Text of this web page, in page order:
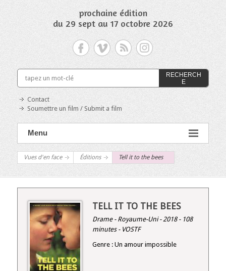
prochaine édition
du 29 sept au 17 octobre 2026
RECHERCH
E
Contact
Soumettre un film / Submit a film
Menu
Vues d'en face Éditions Tell it to the bees
TELL IT TO THE BEES
Drame - Royaume-Uni - 2018 - 108
minutes - VOSTF
Genre : Un amour impossible